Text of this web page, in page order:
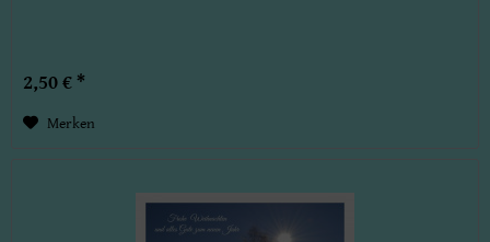
2,50 € *
Merken